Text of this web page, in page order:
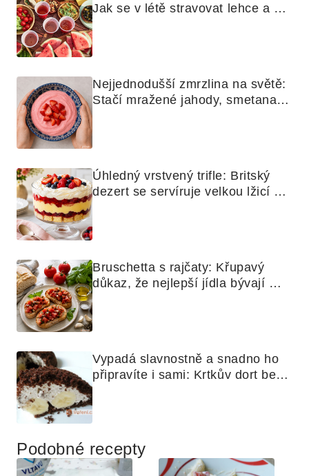
Jak se v létě stravovat lehce a
Nejjednodušší zmrzlina na světě:
Stačí mražené jahody, smetana a
Úhledný vrstvený trifle: Britský
dezert se servíruje velkou lžicí
Bruschetta s rajčaty: Křupavý
důkaz, že nejlepší jídla bývají
Vypadá slavnostně a snadno ho
připravíte i sami: Krtkův dort bez
Podobné recepty